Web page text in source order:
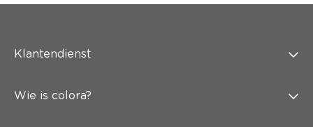
Klantendienst
Wie is colora?